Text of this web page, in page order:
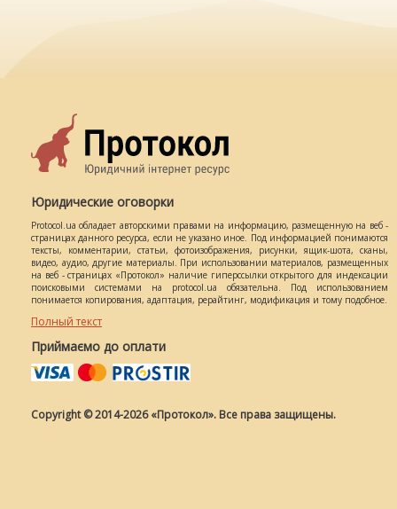
Юридические оговорки
Protocol.ua обладает авторскими правами на информацию, размещенную на веб -
страницах данного ресурса, если не указано иное. Под информацией понимаются
тексты, комментарии, статьи, фотоизображения, рисунки, ящик-шота, сканы,
видео, аудио, другие материалы. При использовании материалов, размещенных
на веб - страницах «Протокол» наличие гиперссылки открытого для индексации
поисковыми системами на protocol.ua обязательна. Под использованием
понимается копирования, адаптация, рерайтинг, модификация и тому подобное.
Полный текст
Приймаємо до оплати
Copyright © 2014-2026 «Протокол». Все права защищены.